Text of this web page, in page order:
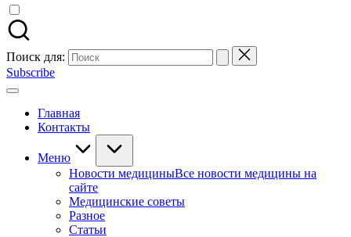
Поиск для:
Subscribe
Главная
Контакты
Меню
Новости медициныВсе новости медицины на
сайте
Медицинские советы
Разное
Статьи